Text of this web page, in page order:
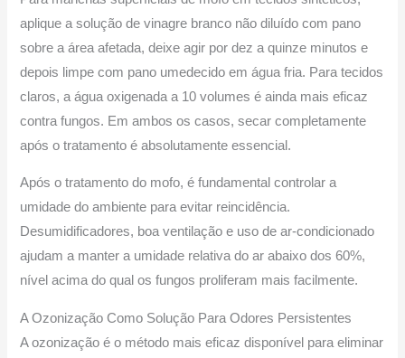
aplique a solução de vinagre branco não diluído com pano
sobre a área afetada, deixe agir por dez a quinze minutos e
depois limpe com pano umedecido em água fria. Para tecidos
claros, a água oxigenada a 10 volumes é ainda mais eficaz
contra fungos. Em ambos os casos, secar completamente
após o tratamento é absolutamente essencial.
Após o tratamento do mofo, é fundamental controlar a
umidade do ambiente para evitar reincidência.
Desumidificadores, boa ventilação e uso de ar-condicionado
ajudam a manter a umidade relativa do ar abaixo dos 60%,
nível acima do qual os fungos proliferam mais facilmente.
A Ozonização Como Solução Para Odores Persistentes
A ozonização é o método mais eficaz disponível para eliminar